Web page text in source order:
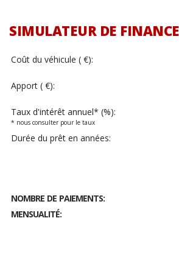
SIMULATEUR DE
Coût du véhicule ( €):
Apport ( €):
Taux d'intérêt annuel* (%):
* nous consulter pour le taux
Durée du prêt en années:
NOMBRE DE PAIEMENTS:
MENSUALITÉ: